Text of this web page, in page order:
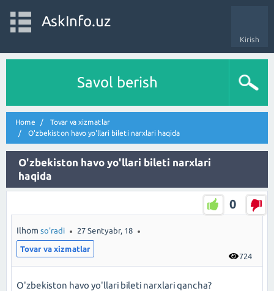
Kirish
AskInfo.uz
Savol berish
Home
Tovar va xizmatlar
O'zbekiston havo yo'llari bileti narxlari haqida
O'zbekiston havo yo'llari bileti narxlari
haqida
0
724
Ilhom so'radi 27 Sentyabr, 18
Tovar va xizmatlar
O'zbekiston havo yo'llari bileti narxlari qancha?